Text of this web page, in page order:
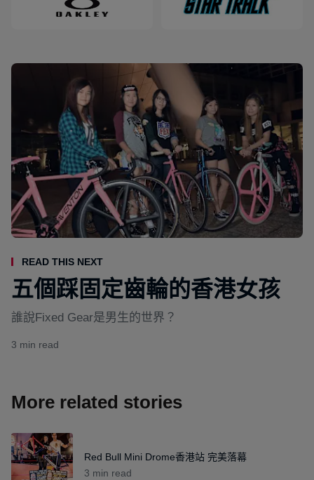
Read This Next
五個踩固定齒輪的香港女孩
誰說Fixed Gear是男生的世界？
3 min read
More related stories
Red Bull Mini Drome香港站 完美落幕
3 min read